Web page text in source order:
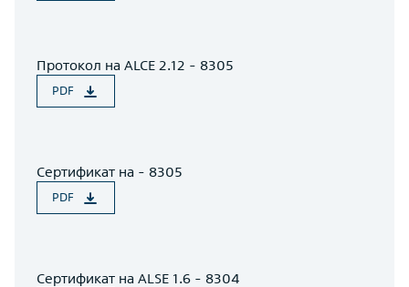
Протокол на ALCE 2.12 - 8305
PDF
Сертификат на - 8305
PDF
Сертификат на ALSE 1.6 - 8304